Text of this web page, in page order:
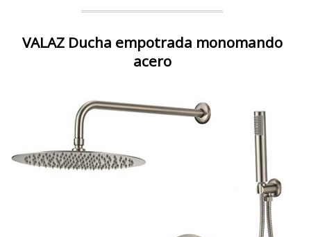
VALAZ Ducha empotrada monomando
acero